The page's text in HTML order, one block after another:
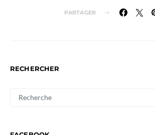
PARTAGER
RECHERCHER
FOR: